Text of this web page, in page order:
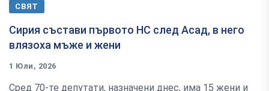
СВЯТ
Сирия състави първото НС след Асад, в него
влязоха мъже и жени
1 Юли, 2026
Сред 70-те депутати, назначени днес, има 15 жени и